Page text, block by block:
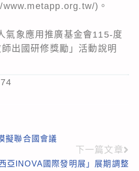
)。
氣象應用推廣基金會115-度
出國研修獎勵」活動說明
擬聯合國會議
下一篇文章
亞INOVA國際發明展」展期調整